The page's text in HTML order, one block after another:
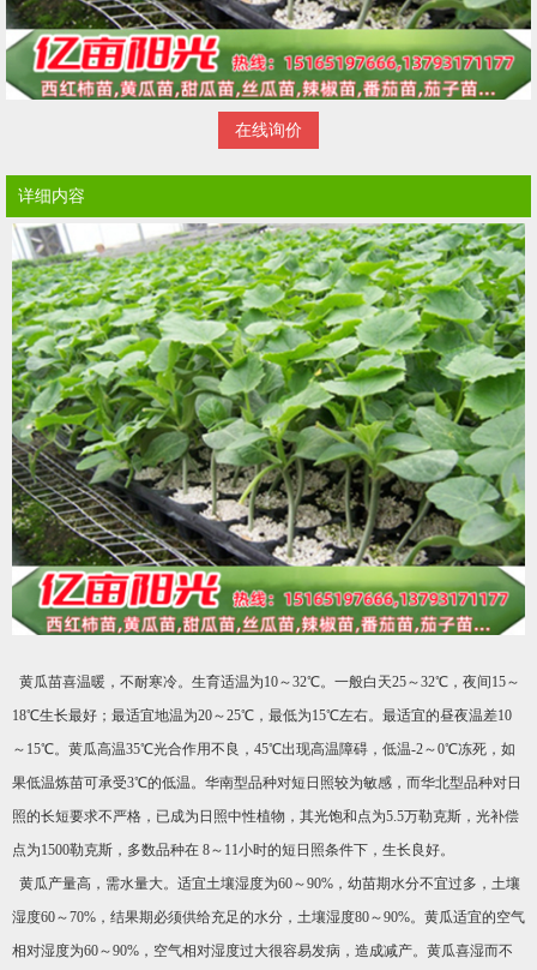
在线询价
详细内容
黄瓜苗喜温暖，不耐寒冷。生育适温为10～32℃。一般白天25～32℃，夜间15～
18℃生长最好；最适宜地温为20～25℃，最低为15℃左右。最适宜的昼夜温差10
～15℃。黄瓜高温35℃光合作用不良，45℃出现高温障碍，低温-2～0℃冻死，如
果低温炼苗可承受3℃的低温。华南型品种对短日照较为敏感，而华北型品种对日
照的长短要求不严格，已成为日照中性植物，其光饱和点为5.5万勒克斯，光补偿
点为1500勒克斯，多数品种在 8～11小时的短日照条件下，生长良好。
黄瓜产量高，需水量大。适宜土壤湿度为60～90%，幼苗期水分不宜过多，土壤
湿度60～70%，结果期必须供给充足的水分，土壤湿度80～90%。黄瓜适宜的空气
相对湿度为60～90%，空气相对湿度过大很容易发病，造成减产。黄瓜喜湿而不